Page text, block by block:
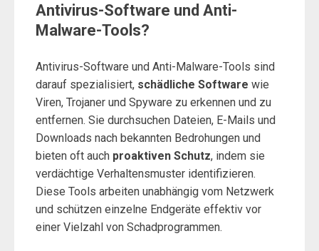
Antivirus-Software und Anti-
Malware-Tools?
Antivirus-Software und Anti-Malware-Tools sind
darauf spezialisiert, schädliche Software wie
Viren, Trojaner und Spyware zu erkennen und zu
entfernen. Sie durchsuchen Dateien, E-Mails und
Downloads nach bekannten Bedrohungen und
bieten oft auch proaktiven Schutz, indem sie
verdächtige Verhaltensmuster identifizieren.
Diese Tools arbeiten unabhängig vom Netzwerk
und schützen einzelne Endgeräte effektiv vor
einer Vielzahl von Schadprogrammen.